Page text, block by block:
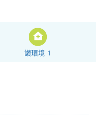
讚環境 1